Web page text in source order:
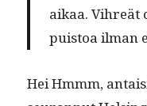
aikaa. Vihreät
puis­toa ilman
Hei Hmmm,